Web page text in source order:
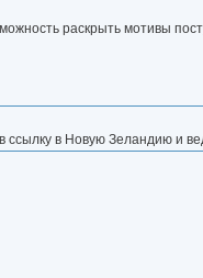
раскрыть мотивы
ссылку в Новую Зеландию и